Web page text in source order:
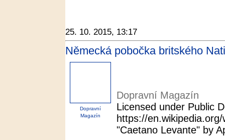
25. 10. 2015, 13:17
Německá pobočka britského
Dopravní
Magazín
Dopravní Magazín
Licensed under Public
https://
"Caetano Levante" by